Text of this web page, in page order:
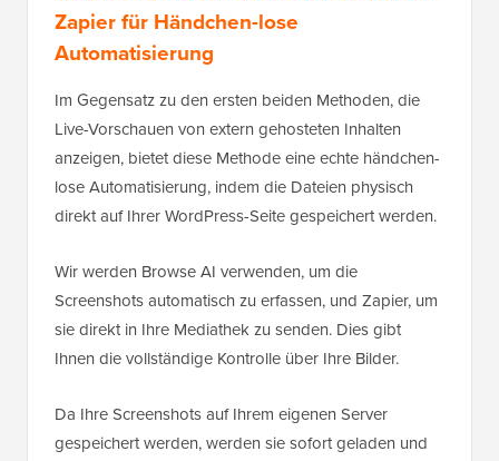
Methode 3: Verwenden Sie Browse AI +
Zapier für Händchen-lose
Im Gegensatz zu den ersten beiden Methoden, die
Live-Vorschauen von extern gehosteten Inhalten
anzeigen, bietet diese Methode eine echte händchen-
lose Automatisierung, indem die Dateien physisch
Wir werden Browse AI verwenden, um die
Screenshots automatisch zu erfassen, und Zapier, um
sie direkt in Ihre Mediathek zu senden. Dies gibt
Da Ihre Screenshots auf Ihrem eigenen Server